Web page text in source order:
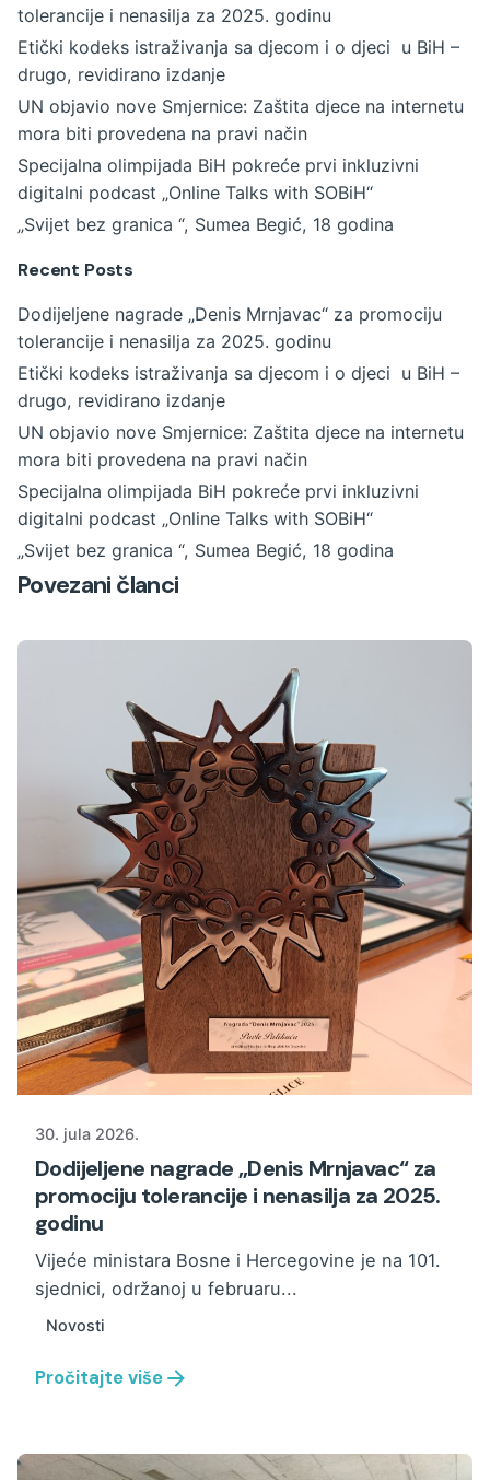
tolerancije i nenasilja za 2025. godinu
Etički kodeks istraživanja sa djecom i o djeci u BiH –
drugo, revidirano izdanje
UN objavio nove Smjernice: Zaštita djece na internetu
mora biti provedena na pravi način
Specijalna olimpijada BiH pokreće prvi inkluzivni
digitalni podcast „Online Talks with SOBiH“
„Svijet bez granica “, Sumea Begić, 18 godina
Recent Posts
Dodijeljene nagrade „Denis Mrnjavac“ za promociju
tolerancije i nenasilja za 2025. godinu
Etički kodeks istraživanja sa djecom i o djeci u BiH –
drugo, revidirano izdanje
UN objavio nove Smjernice: Zaštita djece na internetu
mora biti provedena na pravi način
Specijalna olimpijada BiH pokreće prvi inkluzivni
digitalni podcast „Online Talks with SOBiH“
„Svijet bez granica “, Sumea Begić, 18 godina
Povezani članci
30. jula 2026.
Dodijeljene nagrade „Denis Mrnjavac“ za
promociju tolerancije i nenasilja za 2025.
godinu
Vijeće ministara Bosne i Hercegovine je na 101.
sjednici, održanoj u februaru...
Novosti
Pročitajte više